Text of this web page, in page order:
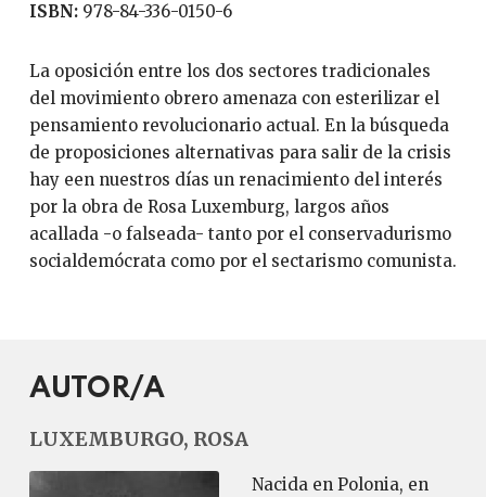
ISBN: 978-84-336-0150-6
La oposición entre los dos sectores tradicionales
del movimiento obrero amenaza con esterilizar el
pensamiento revolucionario actual. En la búsqueda
de proposiciones alternativas para salir de la crisis
hay een nuestros días un renacimiento del interés
por la obra de Rosa Luxemburg, largos años
acallada -o falseada- tanto por el conservadurismo
socialdemócrata como por el sectarismo comunista.
AUTOR/A
LUXEMBURGO, ROSA
Nacida en Polonia, en